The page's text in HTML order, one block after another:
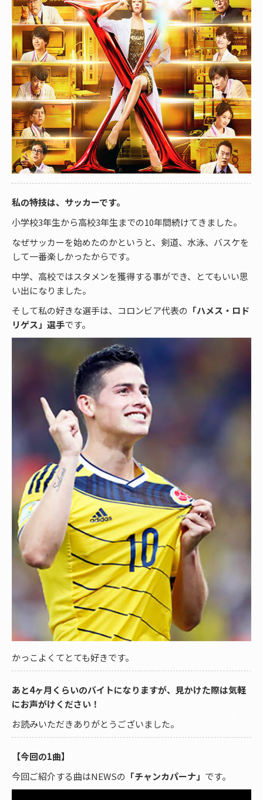
私の特技は、サッカーです。
小学校3年生から高校3年生までの10年間続けてきました。
なぜサッカーを始めたのかというと、剣道、水泳、バスケを
して一番楽しかったからです。
中学、高校ではスタメンを獲得する事ができ、とてもいい思
い出になりました。
そして私の好きな選手は、コロンビア代表の 「ハメス・ロド
リゲス」選手です。
かっこよくてとても好きです。
あと4ヶ月くらいのバイトになりますが、見かけた際は気軽
にお声がけください！
お読みいただきありがとうございました。
【今回の1曲】
今回ご紹介する曲はNEWSの 「チャンカパーナ」 です。